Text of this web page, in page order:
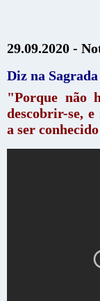
29.09.2020 -
Diz na
"Porque não
descobrir-se, e
a ser